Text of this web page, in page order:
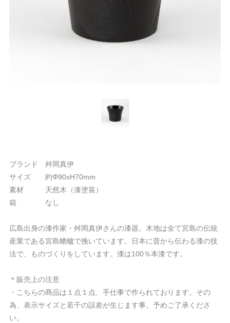
ブランド 舛岡真伊
サイズ 約Φ90xH70mm
素材 天然木（漆塗装）
箱 なし
広島出身の漆作家・舛岡真伊さんの漆器。木地は全て宮島の伝統
産業である宮島轆轤で挽いています。日本に昔から伝わる漆の技
法で、ものづくりをしています。漆は100％本漆です。
＊販売上の注意
・こちらの商品は１点１点、手仕事で作られております。その
為、表示サイズと若干の誤差が生じます事、予めご了承くださ
い。